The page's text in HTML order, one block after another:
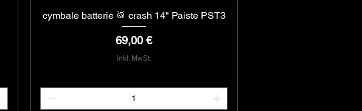
Schnellansicht
cymbale batterie 🥁 crash 14" Paiste PST3
Preis
69,00 €
inkl. MwSt.